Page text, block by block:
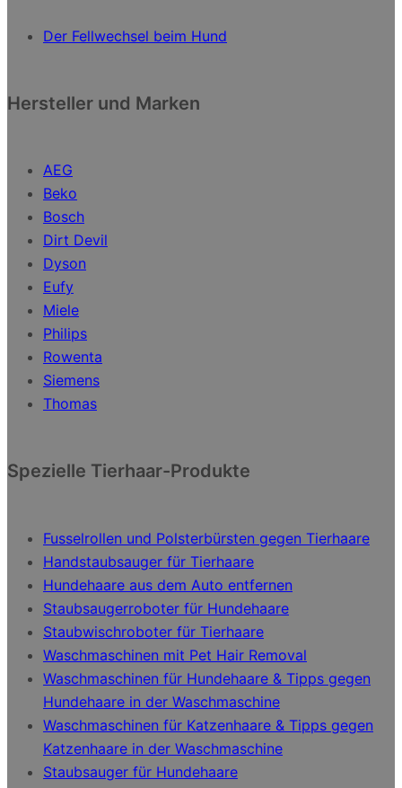
Der Fellwechsel beim Hund
Hersteller und Marken
AEG
Beko
Bosch
Dirt Devil
Dyson
Eufy
Miele
Philips
Rowenta
Siemens
Thomas
Spezielle Tierhaar-Produkte
Fusselrollen und Polsterbürsten gegen Tierhaare
Handstaubsauger für Tierhaare
Hundehaare aus dem Auto entfernen
Staubsaugerroboter für Hundehaare
Staubwischroboter für Tierhaare
Waschmaschinen mit Pet Hair Removal
Waschmaschinen für Hundehaare & Tipps gegen
Hundehaare in der Waschmaschine
Waschmaschinen für Katzenhaare & Tipps gegen
Katzenhaare in der Waschmaschine
Staubsauger für Hundehaare